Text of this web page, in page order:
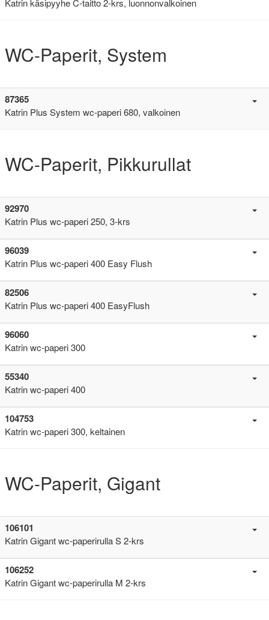
WC-Paperit, System
87365
Katrin Plus System wc-paperi 680, valkoinen
WC-Paperit, Pikkurullat
92970
Katrin Plus wc-paperi 250, 3-krs
96039
Katrin Plus wc-paperi 400 Easy Flush
82506
Katrin Plus wc-paperi 400 EasyFlush
96060
Katrin wc-paperi 300
55340
Katrin wc-paperi 400
104753
Katrin wc-paperi 300, keltainen
WC-Paperit, Gigant
106101
Katrin Gigant wc-paperirulla S 2-krs
106252
Katrin Gigant wc-paperirulla M 2-krs